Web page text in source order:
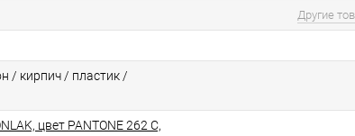
Другие
/ кирпич / пластик /
цвет PANTONE 262 C,